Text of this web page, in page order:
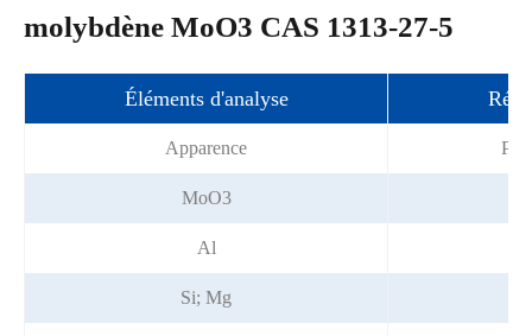
molybdène MoO3 CAS 1313-27-5
Éléments d'analyse
Apparence
MoO3
Al
Si; Mg